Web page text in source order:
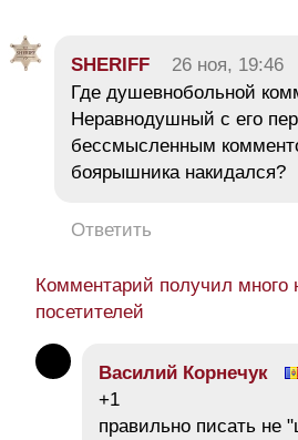
SHERIFF 26 ноя, 19:46
Где душевнобольной
Неравнодушный с его
бессмысленным
боярышника накидался?
Ответить
Комментарий получил много
посетителей
Василий Корнечук
+1
правильно писать не